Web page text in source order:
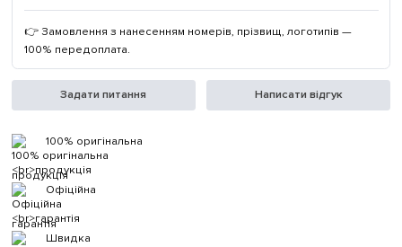
👉 Замовлення з нанесенням номерів, прізвищ, логотипів —
100% передоплата.
Задати питання Написати відгук
100% оригінальна
продукція
Офіційна
гарантія
Швидка